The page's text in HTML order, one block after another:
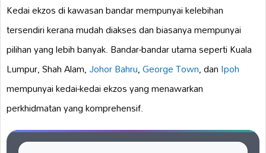
Kedai ekzos di kawasan bandar mempunyai kelebihan
tersendiri kerana mudah diakses dan biasanya mempunyai
pilihan yang lebih banyak. Bandar-bandar utama seperti Kuala
Lumpur, Shah Alam,Johor Bahru,George Town, danIpoh
mempunyai kedai-kedai ekzos yang menawarkan
perkhidmatan yang komprehensif.